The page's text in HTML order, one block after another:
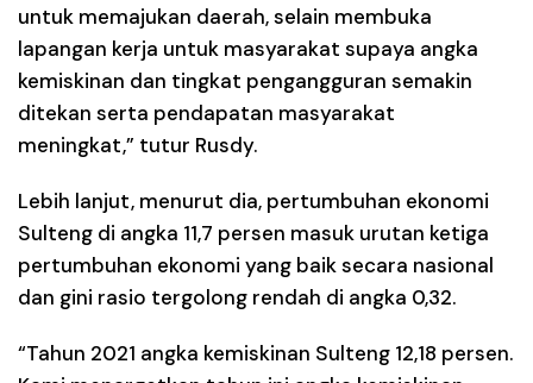
untuk memajukan daerah, selain membuka
lapangan kerja untuk masyarakat supaya angka
kemiskinan dan tingkat pengangguran semakin
ditekan serta pendapatan masyarakat
meningkat,” tutur Rusdy.
Lebih lanjut, menurut dia, pertumbuhan ekonomi
Sulteng di angka 11,7 persen masuk urutan ketiga
pertumbuhan ekonomi yang baik secara nasional
dan gini rasio tergolong rendah di angka 0,32.
“Tahun 2021 angka kemiskinan Sulteng 12,18 persen.